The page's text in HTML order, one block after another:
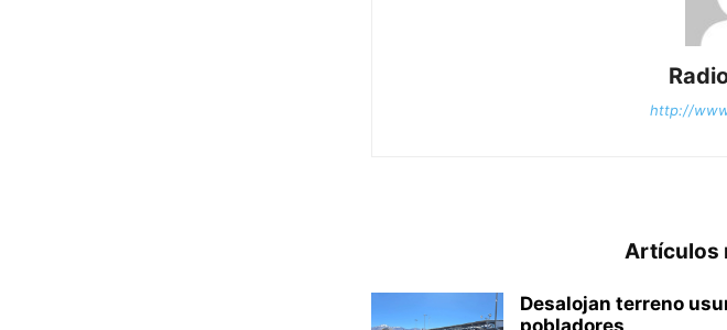
http://
Artículos
Desalojan terreno
pobladores